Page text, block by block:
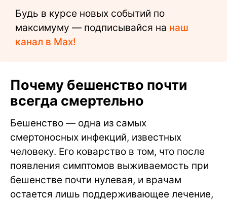
Будь в курсе новых событий по
максимуму — подписывайся на наш
канал в Max!
Почему бешенство почти
всегда смертельно
Бешенство — одна из самых
смертоносных инфекций, известных
человеку. Его коварство в том, что после
появления симптомов выживаемость при
бешенстве почти нулевая, и врачам
остается лишь поддерживающее лечение,